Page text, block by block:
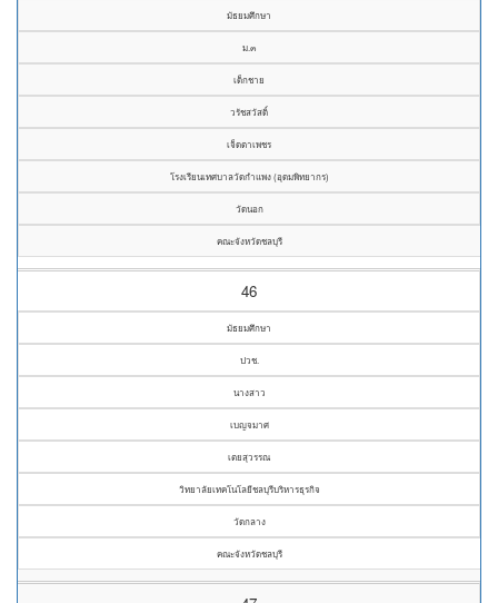
มัธยมศึกษา
ม.๓
เด็กชาย
วรัชสวัสดิ์
เจ็ดตาเพชร
โรงเรียนเทศบาลวัดกำแพง (อุดมพิทยากร)
วัดนอก
คณะจังหวัดชลบุรี
46
มัธยมศึกษา
ปวช.
นางสาว
เบญจมาศ
เตยสุวรรณ
วิทยาลัยเทคโนโลยีชลบุรีบริหารธุรกิจ
วัดกลาง
คณะจังหวัดชลบุรี